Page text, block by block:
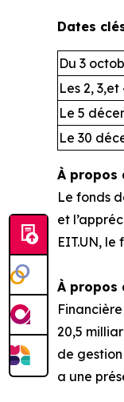
Dates
Du 3
Les 2,
Le 5
Le 30
À propos
Le fonds
et
EIT.UN,
À propos
20,5
de
a une